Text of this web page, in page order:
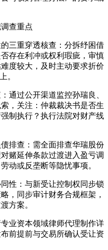
查重点
三重穿透核查：分拆纾困借
存在利冲或权利瑕疵，审慎
度较大，及时主动要求折价
。
通过公开渠道监控孙瑞良、
，关注：仲裁裁决书是否生
制执行？执行法院对财产线
排查：需全面排查华瑞股份
赌延伸条款过渡进入盈亏调
动或反垄断等隐忧事项。
性：与新受让控制权同步锁
，同步审计财务合规框架，
方案。
业资本领域律师代理制作详
前提前与交易所确认受让资